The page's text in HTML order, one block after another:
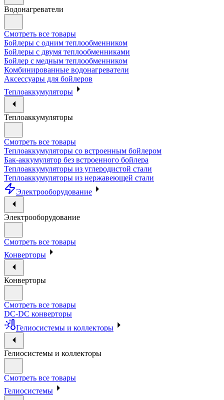
Водонагреватели
Смотреть все товары
Бойлеры с одним теплообменником
Бойлеры с двумя теплообменниками
Бойлер с медным теплообменником
Комбинированные водонагреватели
Аксессуары для бойлеров
Теплоаккумуляторы
Теплоаккумуляторы
Смотреть все товары
Теплоаккумуляторы со встроенным бойлером
Бак-аккумулятор без встроенного бойлера
Теплоаккумуляторы из углеродистой стали
Теплоаккумуляторы из нержавеющей стали
Электрооборудование
Электрооборудование
Смотреть все товары
Конверторы
Конверторы
Смотреть все товары
DC-DC конверторы
Гелиосистемы и коллекторы
Гелиосистемы и коллекторы
Смотреть все товары
Гелиосистемы